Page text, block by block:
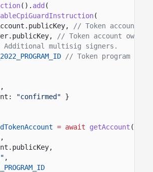
(). add (
(
// Token account
// Token account owner
multisig signers.
// Token program
"confirmed"
}
= await getAccount (
,